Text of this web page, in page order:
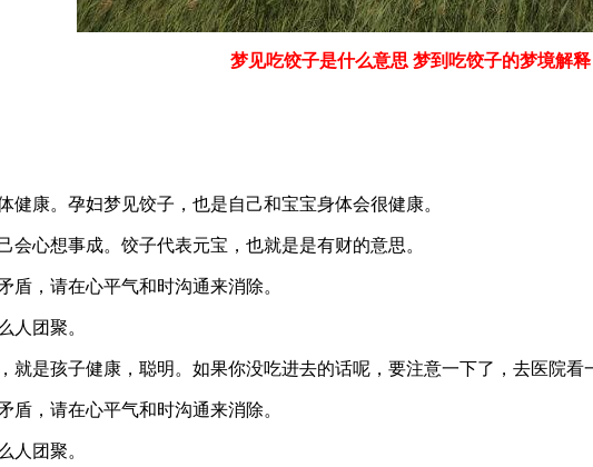
梦见吃饺子是什么意思 梦到吃饺子的梦境解释
康。孕妇梦见饺子，也是自己和宝宝身体会很健康。
心想事成。饺子代表元宝，也就是是有财的意思。
，请在心平气和时沟通来消除。
人团聚。
是孩子健康，聪明。如果你没吃进去的话呢，要注意一下了，去医院看
，请在心平气和时沟通来消除。
人团聚。